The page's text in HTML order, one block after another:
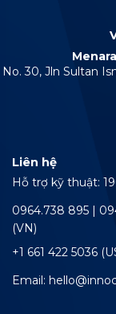
No. 30, Jln Sultan
Liên hệ
Hỗ trợ kỹ thuật:
0964.738 895 |
(VN)
+1 661 422 5036
Email: